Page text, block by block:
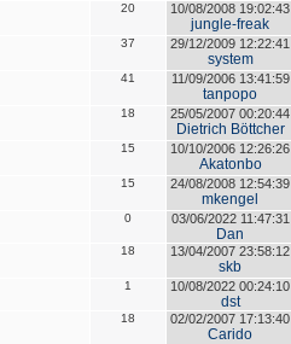
20 10/08/2008 19:02:43
jungle-freak
37 29/12/2009 12:22:41
system
41 11/09/2006 13:41:59
tanpopo
18 25/05/2007 00:20:44
Dietrich Böttcher
15 10/10/2006 12:26:26
Akatonbo
15 24/08/2008 12:54:39
mkengel
0 03/06/2022 11:47:31
Dan
18 13/04/2007 23:58:12
skb
1 10/08/2022 00:24:10
dst
18 02/02/2007 17:13:40
Carido